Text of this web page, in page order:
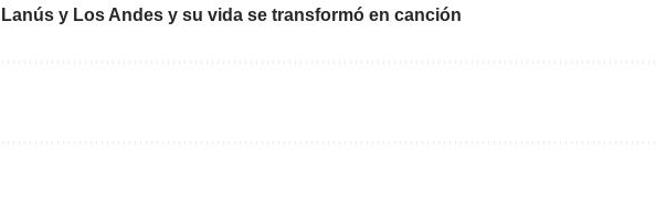
Lanús y Los Andes y su vida se transformó en canción